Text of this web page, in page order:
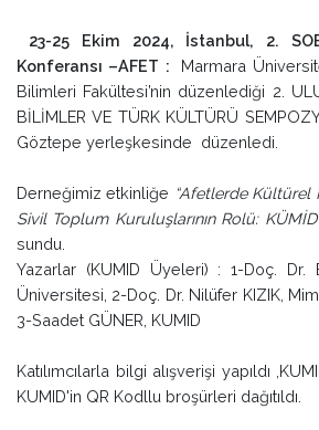
23-25 Ekim 2024, İstanbul, 2.
Konferansı –AFET : Marmara
Bilimleri Fakültesi’nin düzenlediği 2.
BİLİMLER VE TÜRK KÜLTÜRÜ
Göztepe yerleşkesinde düzenledi.
Derneğimiz etkinliğe “Afetlerde Kültürel
Sivil Toplum Kuruluşlarının Rolü:
sundu.
Yazarlar (KUMID Üyeleri) : 1-Doç. Dr.
Üniversitesi, 2-Doç. Dr. Nilüfer KIZIK,
3-Saadet GÜNER, KUMID
Katılımcılarla bilgi alışverişi yapıldı
KUMID'in QR Kodllu broşürleri dağıtıldı.